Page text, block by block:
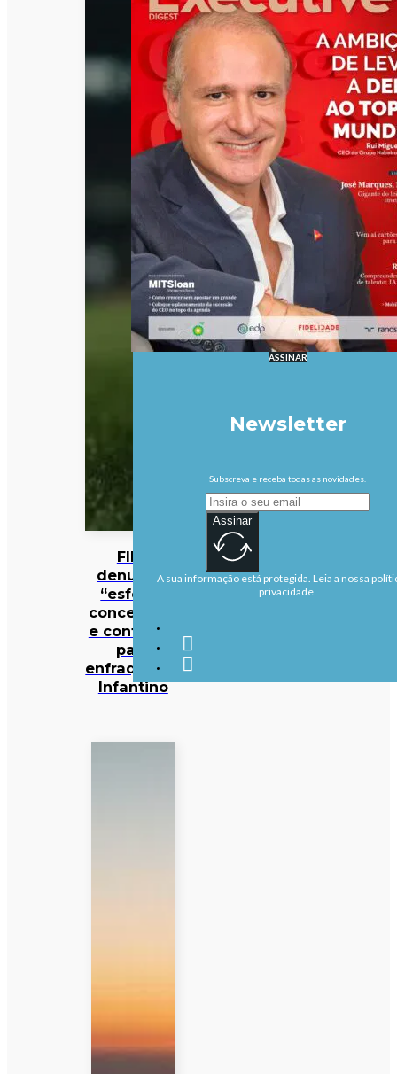
FIFA
denuncia
“esforço
concertado
e contínuo”
para
enfraquecer
Infantino
ASSINAR
Newsletter
Subscreva e receba todas as novidades.
Assinar
A sua informação está protegida. Leia a nossa
privacidade.